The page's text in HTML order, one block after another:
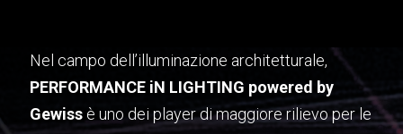
Nel campo dell’illuminazione architetturale,
PERFORMANCE iN LIGHTING powered by
Gewiss è uno dei player di maggiore rilievo per le